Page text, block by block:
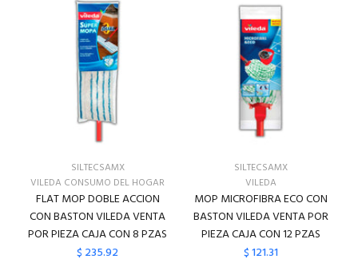
SILTECSAMX
VILEDA CONSUMO DEL HOGAR
FLAT MOP DOBLE ACCION
CON BASTON VILEDA VENTA
POR PIEZA CAJA CON 8 PZAS
$ 235.92
SILTECSAMX
VILEDA
MOP MICROFIBRA ECO CON
BASTON VILEDA VENTA POR
PIEZA CAJA CON 12 PZAS
$ 121.31